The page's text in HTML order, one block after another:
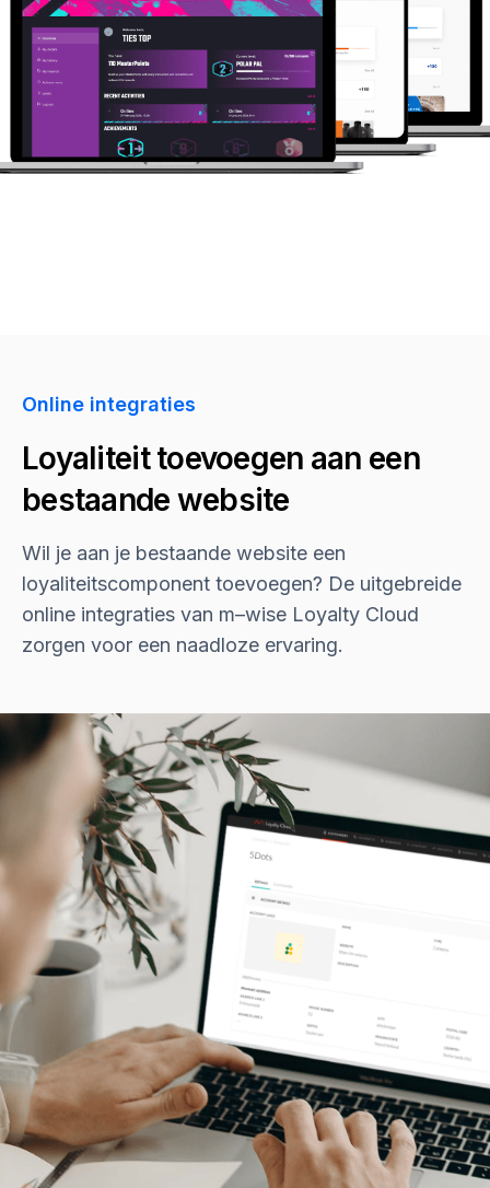
Online integraties
Loyaliteit toevoegen aan een
bestaande website
Wil je aan je bestaande website een
loyaliteitscomponent toevoegen? De uitgebreide
online integraties van m–wise Loyalty Cloud
zorgen voor een naadloze ervaring.